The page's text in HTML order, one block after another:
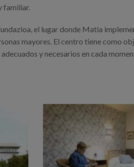
familiar.
el lugar donde Matia
mayores. El centro tiene como
y necesarios en cada